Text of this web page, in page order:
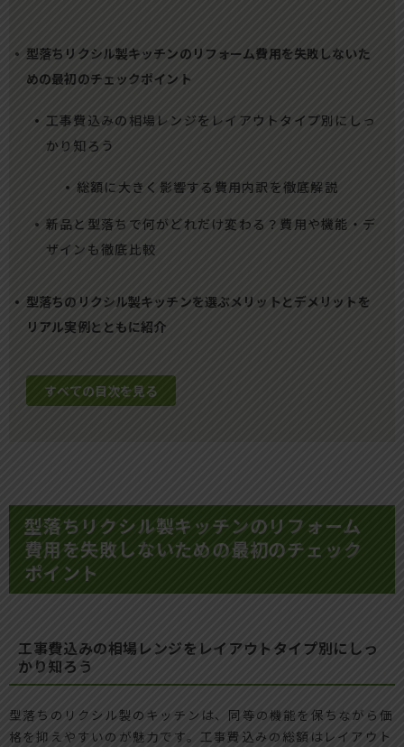
型落ちリクシル製キッチンのリフォーム費用を失敗しないた
めの最初のチェックポイント
工事費込みの相場レンジをレイアウトタイプ別にしっ
かり知ろう
総額に大きく影響する費用内訳を徹底解説
新品と型落ちで何がどれだけ変わる？費用や機能・デ
ザインも徹底比較
型落ちのリクシル製キッチンを選ぶメリットとデメリットを
リアル実例とともに紹介
すべての目次を見る
型落ちリクシル製キッチンのリフォーム
費用を失敗しないための最初のチェック
ポイント
工事費込みの相場レンジをレイアウトタイプ別にしっ
かり知ろう
型落ちのリクシル製のキッチンは、同等の機能を保ちながら価
格を抑えやすいのが魅力です。工事費込みの総額はレイアウト